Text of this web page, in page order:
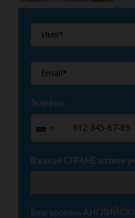
Телефон*
Russia
+7
В какой СТРАНЕ хотите
Ваш уровень